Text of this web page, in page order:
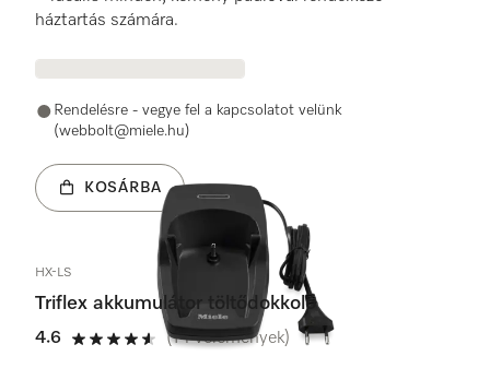
háztartás számára.
Rendelésre - vegye fel a kapcsolatot velünk
(webbolt@miele.hu)
KOSÁRBA
HX-LS
Triflex akkumulátor töltődokkoló
4.6
4.6 / 5
(14 vélemények)